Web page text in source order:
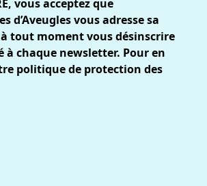
vous acceptez que
d’Aveugles vous adresse sa
tout moment vous désinscrire
chaque newsletter. Pour en
politique de protection des